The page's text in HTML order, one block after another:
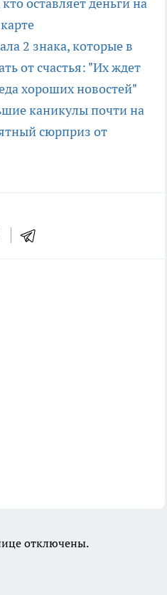
2 знака, которые в
от счастья: "Их ждет
хороших новостей"
каникулы почти на
сюрприз от
отключены.